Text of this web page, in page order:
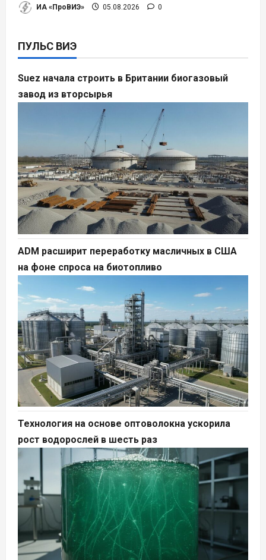
ИА «ПроВИЭ» 05.08.2026 0
ПУЛЬС ВИЭ
Suez начала строить в Британии биогазовый
завод из вторсырья
ADM расширит переработку масличных в США
на фоне спроса на биотопливо
Технология на основе оптоволокна ускорила
рост водорослей в шесть раз